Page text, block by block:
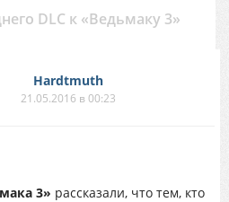
DLC к «Ведьмаку 3»
Hardtmuth
21.05.2016 в 00:23
3» рассказали, что тем, кто